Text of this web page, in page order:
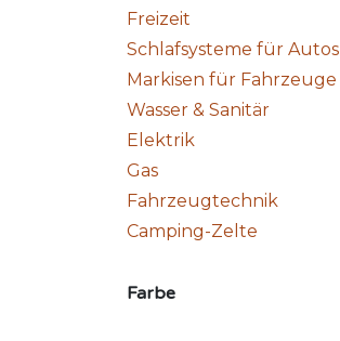
Freizeit
Schlafsysteme für Autos
Markisen für Fahrzeuge
Wasser & Sanitär
Elektrik
Gas
Fahrzeugtechnik
Camping-Zelte
Farbe